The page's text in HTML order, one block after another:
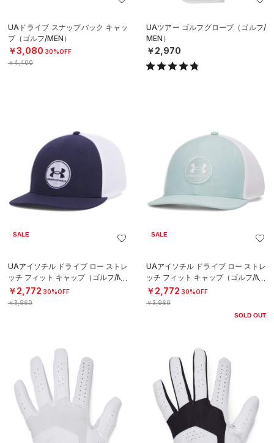
UAドライブ スナップバック キャッ
プ（ゴルフ/MEN）
￥3,080 30%OFF
￥4,400
UAツアー ゴルフグローブ（ゴルフ/
MEN）
￥2,970
SALE
UAアイソチル ドライブ ロー ストレ
ッチ フィット キャップ（ゴルフ/ME
N）
￥2,772 30%OFF
￥3,960
SALE
UAアイソチル ドライブ ロー ストレ
ッチ フィット キャップ（ゴルフ/ME
N）
￥2,772 30%OFF
￥3,960
SOLD OUT